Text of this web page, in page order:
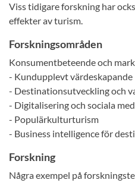
Viss tidigare forskning har
effekter av turism.
Forskningsområden
Konsumentbeteende och
- Kundupplevt värdeskapande
- Destinationsutveckling och
- Digitalisering och sociala
- Populärkulturturism
- Business intelligence för
Forskning
Några exempel på